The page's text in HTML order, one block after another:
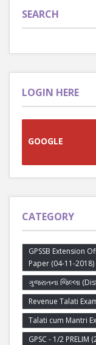
SEARCH
LOGIN HERE
GOOGLE
CATEGORY
GPSSB Extension
Paper (04-11-2018)
ગુજરાતના જિલ્લા
Revenue Talati
Talati cum Mantri
GPSC - 1/2 PRELIM